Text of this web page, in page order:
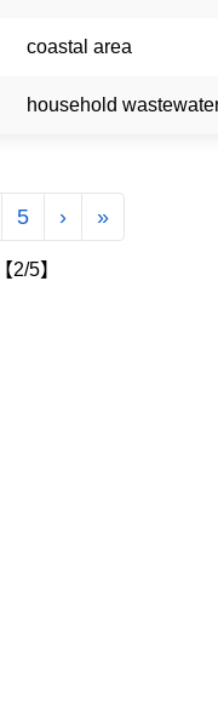
coastal area
household
5 ›下一頁
»最後一頁
2/5】